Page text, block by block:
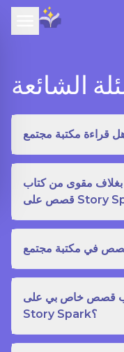
الشائعة
مقوى من كتاب
قصص خاص بي على
Story Spark؟